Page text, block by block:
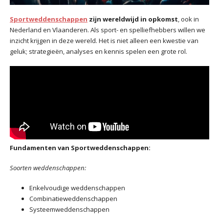
Sportweddenschappen zijn wereldwijd in opkomst, ook in
Nederland en Vlaanderen. Als sport- en spelliefhebbers willen we
inzicht krijgen in deze wereld. Het is niet alleen een kwestie van
geluk; strategieën, analyses en kennis spelen een grote rol.
Fundamenten van Sportweddenschappen:
Soorten weddenschappen:
Enkelvoudige weddenschappen
Combinatieweddenschappen
Systeemweddenschappen